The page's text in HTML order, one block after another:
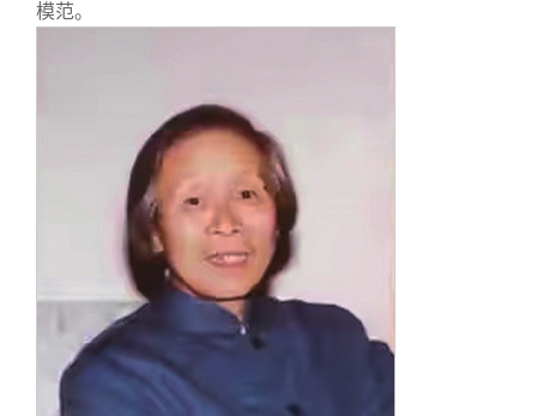
信息化服务
三创大赛
实用信息
总会简介
会长致辞
总会章程
理事会名单
制度法规
联系我们
关闭
模范。